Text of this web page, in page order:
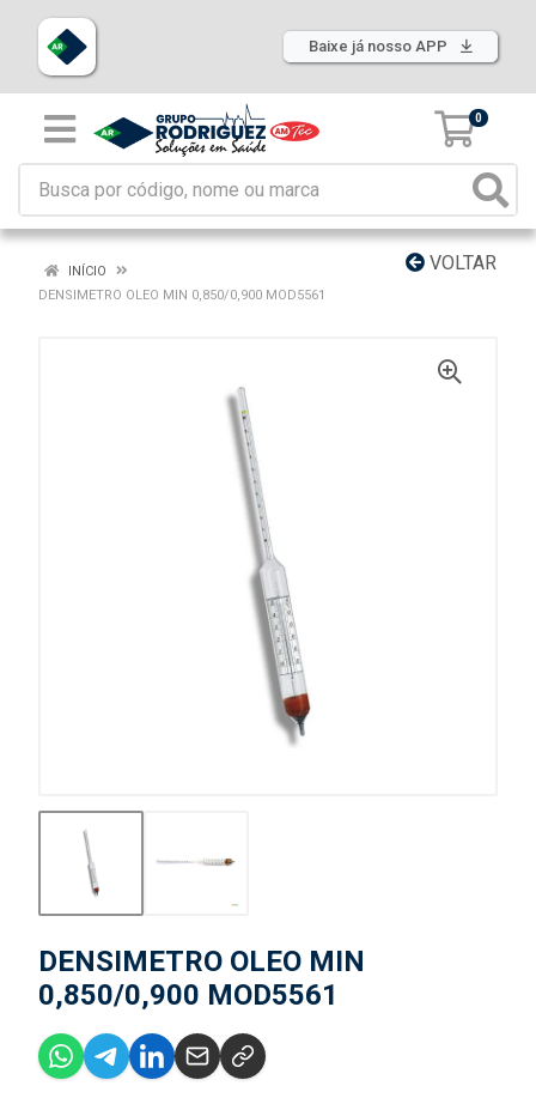
Baixe já nosso APP
0
VOLTAR
INÍCIO
DENSIMETRO OLEO MIN 0,850/0,900 MOD5561
DENSIMETRO OLEO MIN
0,850/0,900 MOD5561